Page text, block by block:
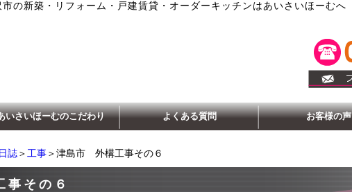
の新築・リフォーム・戸建賃貸・オーダーキッチンはあいさいほーむへ
いさいほーむのこだわり よくある質問 お客様の声
誌 ＞ 工事 ＞津島市 外構工事その６
その６